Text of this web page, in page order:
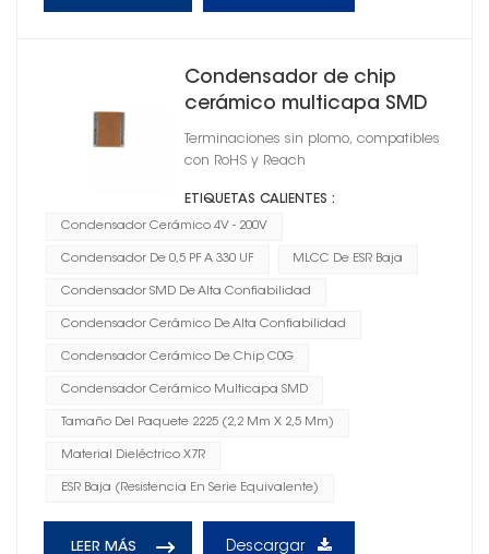
Condensador de chip
cerámico multicapa SMD
2225
Terminaciones sin plomo, compatibles
con RoHS y Reach
ETIQUETAS CALIENTES :
Condensador Cerámico 4V - 200V
Condensador De 0,5 PF A 330 UF MLCC De ESR Baja
Condensador SMD De Alta Confiabilidad
Condensador Cerámico De Alta Confiabilidad
Condensador Cerámico De Chip C0G
Condensador Cerámico Multicapa SMD
Tamaño Del Paquete 2225 (2,2 Mm X 2,5 Mm)
Material Dieléctrico X7R
ESR Baja (resistencia En Serie Equivalente)
LEER MÁS Descargar